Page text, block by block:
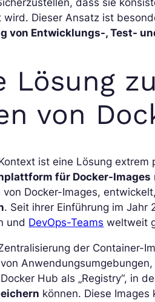
dass sie
wird. Dieser Ansatz ist
von Entwicklungs-, Test-
Lösung
von
ist eine Lösung
für Docker-Images
von Docker-Images,
. Seit ihrer Einführung im
und DevOps-Teams weltweit
der Container-
Hub als „Registry“, in
können. Diese